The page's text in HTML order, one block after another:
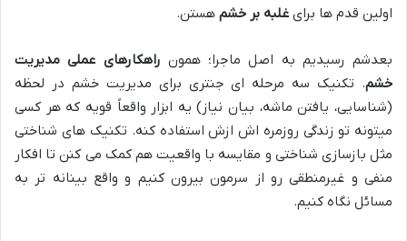
اولین قدم ها برای غلبه بر خشم هستن.
بعدشم رسیدیم به اصل ماجرا؛ همون راهکارهای عملی مدیریت
خشم. تکنیک سه مرحله ای جنتری برای مدیریت خشم در لحظه
(شناسایی، یافتن ماشه، بیان نیاز) یه ابزار واقعاً قویه که هر کسی
میتونه تو زندگی روزمره اش ازش استفاده کنه. تکنیک های شناختی
مثل بازسازی شناختی و مقایسه با واقعیت هم کمک می کنن تا افکار
منفی و غیرمنطقی رو از سرمون بیرون کنیم و واقع بینانه تر به
مسائل نگاه کنیم.